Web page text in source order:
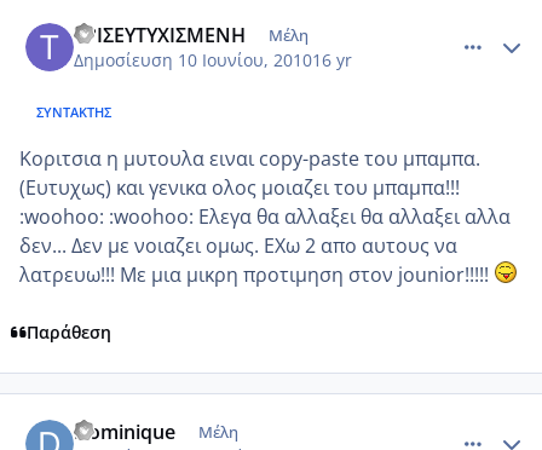
ΤΡΙΣΕΥΤΥΧΙΣΜΕΝΗ Μέλη
Δημοσίευση 10 Ιουνίου, 201016 yr
ΣΥΝΤΆΚΤΗΣ
Κοριτσια η μυτουλα ειναι copy-paste του μπαμπα.
(Ευτυχως) και γενικα ολος μοιαζει του μπαμπα!!!
:woohoo: :woohoo: Ελεγα θα αλλαξει θα αλλαξει αλλα
δεν... Δεν με νοιαζει ομως. ΕΧω 2 απο αυτους να
λατρευω!!! Με μια μικρη προτιμηση στον jounior!!!!!
Παράθεση
Dominique Μέλη